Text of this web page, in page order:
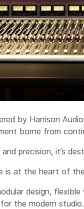
by Harrison
borne from
precision, it’s
is at the heart of
design,
the modern studio.